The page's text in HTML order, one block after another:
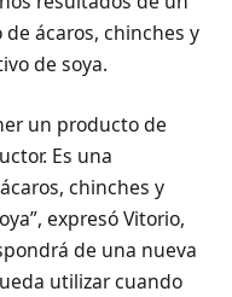
ácaros, chinches y
de soya.
un producto de
Es una
chinches y
expresó Vitorio,
de una nueva
utilizar cuando